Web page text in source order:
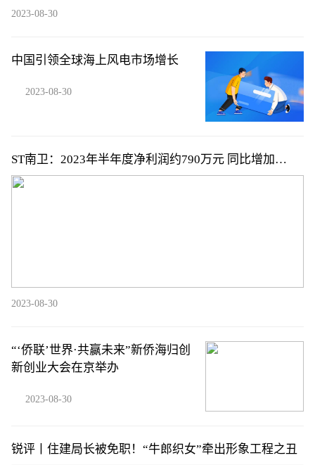
2023-08-30
中国引领全球海上风电市场增长
2023-08-30
ST南卫：2023年半年度净利润约790万元 同比增加
26.67%
2023-08-30
“‘侨联’世界·共赢未来”新侨海归创
新创业大会在京举办
2023-08-30
锐评丨住建局长被免职！“牛郎织女”牵出形象工程之丑